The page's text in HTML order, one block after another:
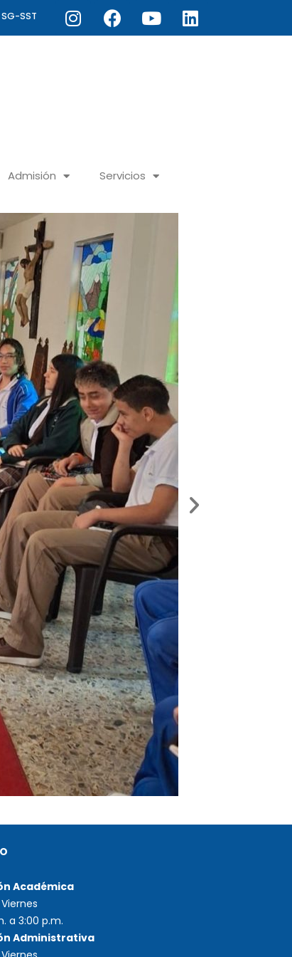
SG-SST Instagram
Facebook
YoutubeLinkedin
Admisión Servicios
Siguiente
Académica
a 3:00 p.m.
Administrativa